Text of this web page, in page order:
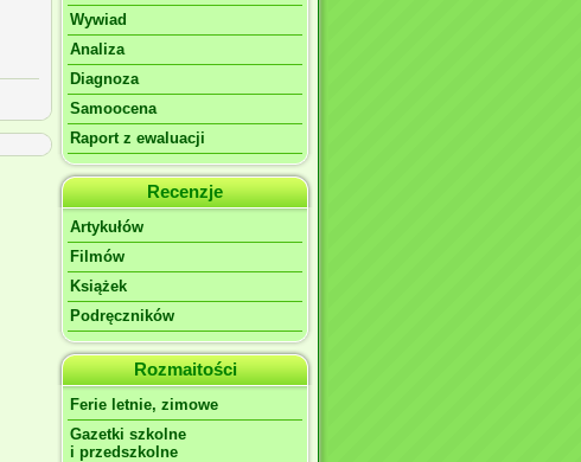
Wywiad
Analiza
Diagnoza
Samoocena
Raport z ewaluacji
Recenzje
Artykułów
Filmów
Książek
Podręczników
Rozmaitości
Ferie letnie, zimowe
Gazetki szkolne
i przedszkolne